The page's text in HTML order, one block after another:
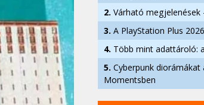
2. Várható megjelenések
3. A PlayStation Plus
4. Több mint adattároló:
5. Cyberpunk
Momentsben